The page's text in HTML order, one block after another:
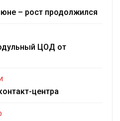
– рост продолжился
ЦОД от
центра